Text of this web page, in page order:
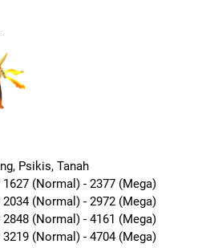
Psikis, Tanah
(Normal) - 2377 (Mega)
(Normal) - 2972 (Mega)
(Normal) - 4161 (Mega)
(Normal) - 4704 (Mega)